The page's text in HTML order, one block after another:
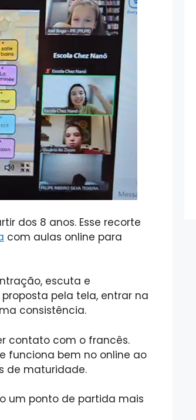
dos 8 anos. Esse recorte
com aulas online para
escuta e
pela tela, entrar na
consistência.
contato com o francês.
funciona bem no online ao
de maturidade.
um ponto de partida mais